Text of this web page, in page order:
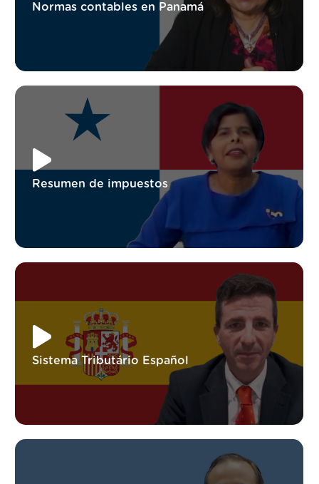
Normas contables en Panamá
Resumen de impuestos
Sistema Tributário Español